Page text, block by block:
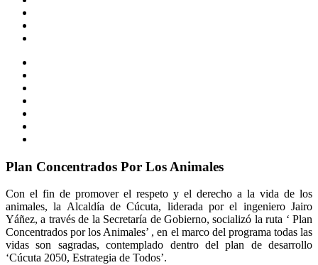
Plan Concentrados Por Los Animales
Con el fin de promover el respeto y el derecho a la vida de los
animales, la Alcaldía de Cúcuta, liderada por el ingeniero Jairo
Yáñez, a través de la Secretaría de Gobierno, socializó la ruta ‘ Plan
Concentrados por los Animales’ , en el marco del programa todas las
vidas son sagradas, contemplado dentro del plan de desarrollo
‘Cúcuta 2050, Estrategia de Todos’.